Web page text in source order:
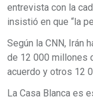
entrevista con la
insistió en que “la
Según la CNN, Irán
de 12 000 millones
acuerdo y otros 12
La Casa Blanca es